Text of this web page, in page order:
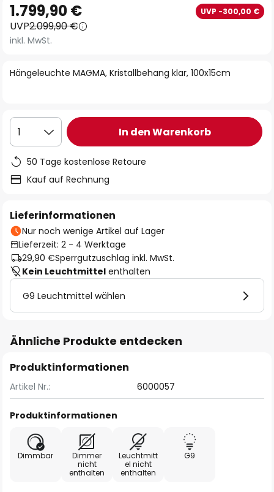
Anfang
der
Bildgalerie
Hängeleuchte MAGMA, Kristallbehang klar, 100x15cm
1.799,90 € UVP -300,00 €
UVP2.099,90 €
inkl. MwSt.
1 In den Warenkorb
50 Tage kostenlose Retoure
Kauf auf Rechnung
Lieferinformationen
Nur noch wenige Artikel auf Lager
Lieferzeit: 2 - 4 Werktage
29,90 €Sperrgutzuschlag inkl. MwSt.
Kein Leuchtmittel enthalten
G9 Leuchtmittel wählen
Ähnliche Produkte entdecken
Produktinformationen
Artikel Nr.: 6000057
Produktinformationen
Dimmbar
Dimmer
nicht
enthalten
Leuchtmitt
el nicht
enthalten
G9